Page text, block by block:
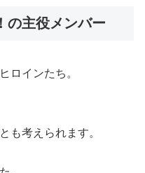
の主役メンバー
ロインたち。
も考えられます。